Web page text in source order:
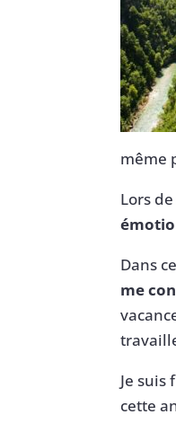
même
Lors
Dans
me
Je
cette